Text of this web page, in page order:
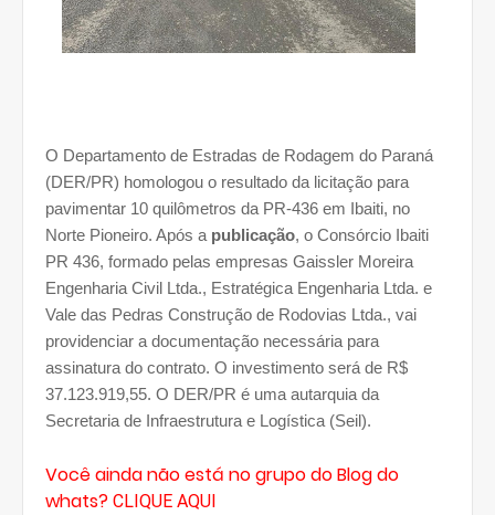
O Departamento de Estradas de Rodagem do Paraná
(DER/PR) homologou o resultado da licitação para
pavimentar 10 quilômetros da PR-436 em Ibaiti, no
Norte Pioneiro. Após a publicação, o Consórcio Ibaiti
PR 436, formado pelas empresas Gaissler Moreira
Engenharia Civil Ltda., Estratégica Engenharia Ltda. e
Vale das Pedras Construção de Rodovias Ltda., vai
providenciar a documentação necessária para
assinatura do contrato. O investimento será de R$
37.123.919,55. O DER/PR é uma autarquia da
Secretaria de Infraestrutura e Logística (Seil).
Você ainda não está no grupo do Blog do
whats? CLIQUE AQUI